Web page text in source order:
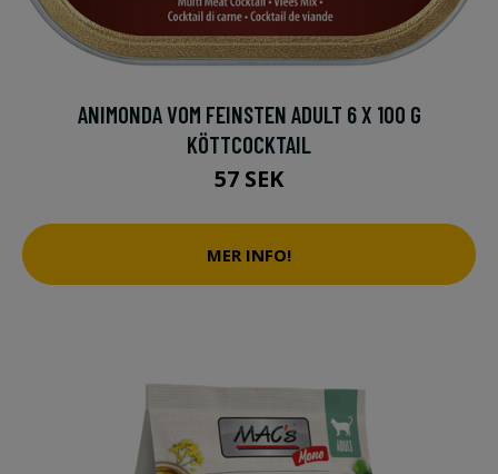
ANIMONDA VOM FEINSTEN ADULT 6 X 100 G
KÖTTCOCKTAIL
57 SEK
MER INFO!